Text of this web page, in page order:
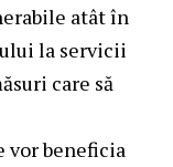
atât în
la servicii
care să
vor beneficia